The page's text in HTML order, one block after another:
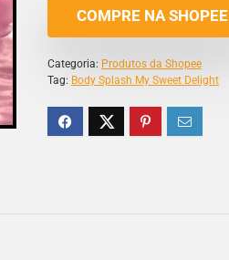
COMPRE NA SHOPEE
Categoria: Produtos da Shopee
Tag: Body Splash My Sweet Delight